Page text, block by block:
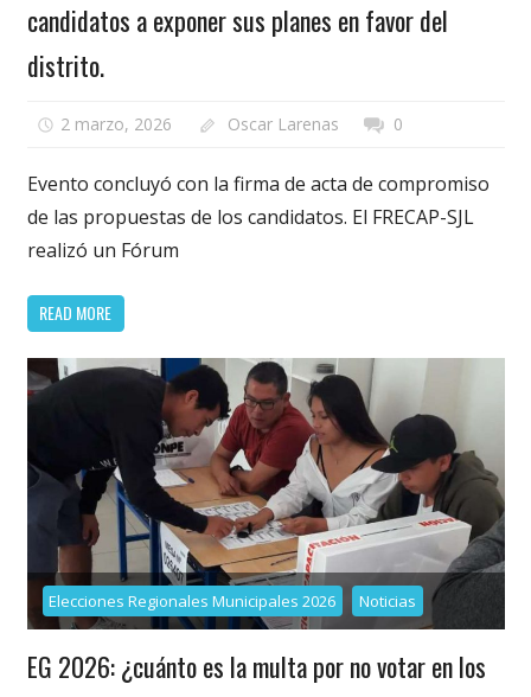
candidatos a exponer sus planes en favor del
distrito.
2 marzo, 2026 Oscar Larenas 0
Evento concluyó con la firma de acta de compromiso
de las propuestas de los candidatos. El FRECAP-SJL
realizó un Fórum
READ MORE
Elecciones Regionales Municipales 2026 Noticias
EG 2026: ¿cuánto es la multa por no votar en los